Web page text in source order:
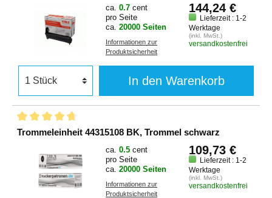
ca. 0.7 cent
pro Seite
ca. 20000 Seiten
Informationen zur
Produktsicherheit
144,24 €
Lieferzeit : 1-2
Werktage
(inkl. MwSt.)
versandkostenfrei
In den Warenkorb
Trommeleinheit 44315108 BK, Trommel schwarz
ca. 0.5 cent
pro Seite
ca. 20000 Seiten
Informationen zur
Produktsicherheit
109,73 €
Lieferzeit : 1-2
Werktage
(inkl. MwSt.)
versandkostenfrei